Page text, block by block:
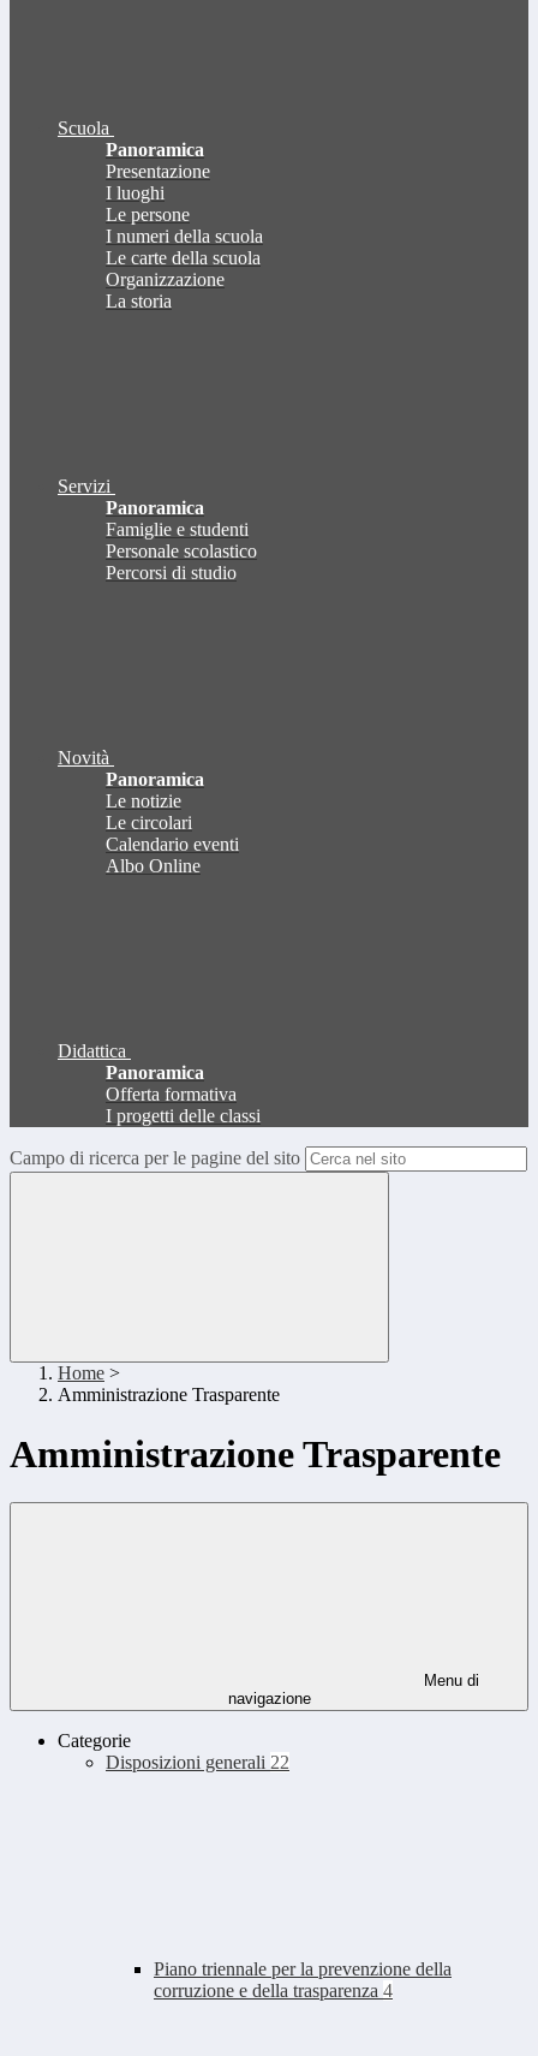
Scuola
Panoramica
Presentazione
I luoghi
Le persone
I numeri della scuola
Le carte della scuola
Organizzazione
La storia
Servizi
Panoramica
Famiglie e studenti
Personale scolastico
Percorsi di studio
Novità
Panoramica
Le notizie
Le circolari
Calendario eventi
Albo Online
Didattica
Panoramica
Offerta formativa
I progetti delle classi
Campo di ricerca per le pagine del sito
Home >
Amministrazione Trasparente
Amministrazione Trasparente
Menu di
navigazione
Categorie
Disposizioni generali 22
Piano triennale per la prevenzione della
corruzione e della trasparenza 4